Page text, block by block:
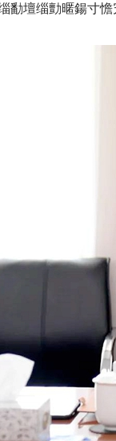
勫壇缁勯暱鍚寸